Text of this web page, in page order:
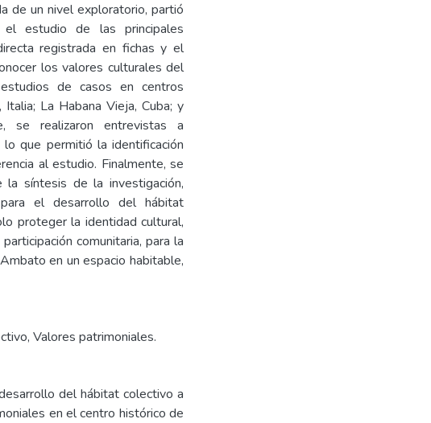
de un nivel exploratorio, partió
estudio de las principales
registrada en fichas y el
los valores culturales del
de casos en centros
La Habana Vieja, Cuba; y
se realizaron entrevistas a
que permitió la identificación
al estudio. Finalmente, se
la síntesis de la investigación,
el desarrollo del hábitat
proteger la identidad cultural,
comunitaria, para la
en un espacio habitable,
Valores patrimoniales.
del hábitat colectivo a
en el centro histórico de